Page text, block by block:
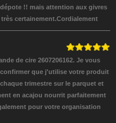
!! mais attention aux givres
certainement.Cordialement
de cire 2607206162. Je vous
que j'utilise votre produit
trimestre sur le parquet et
en acajou nourrit parfaitement
pour votre organisation